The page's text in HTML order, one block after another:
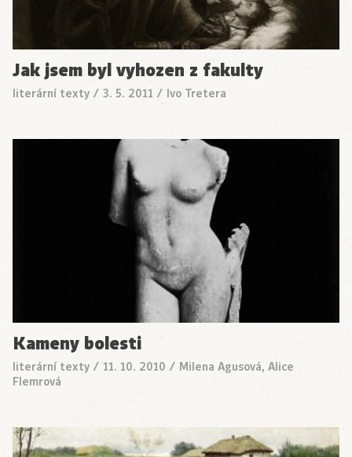
Jak jsem byl vyhozen z fakulty
literární texty / 3. 5. 2011 / Ivo Tretera
Kameny bolesti
literární texty / 11. 10. 2010 / Milena Agusová, Alice
Flemrová